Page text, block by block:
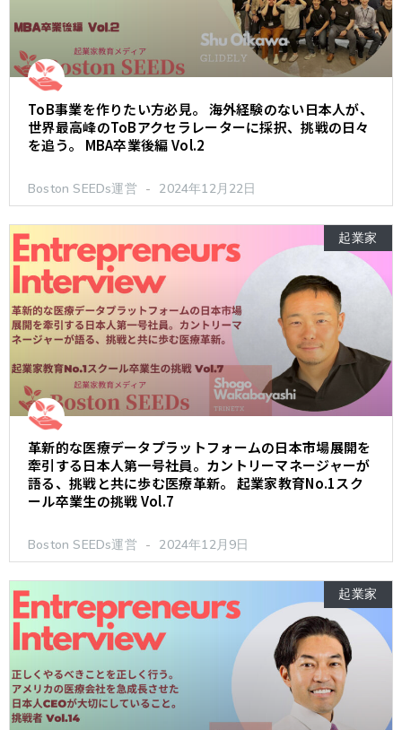
ToB事業を作りたい方必見。 海外経験のない日本人が、
世界最高峰のToBアクセラレーターに採択、挑戦の日々
を追う。 MBA卒業後編 Vol.2
Boston SEEDs運営 2024年12月22日
起業家
革新的な医療データプラットフォームの日本市場展開を
牽引する日本人第一号社員。カントリーマネージャーが
語る、挑戦と共に歩む医療革新。 起業家教育No.1スク
ール卒業生の挑戦 Vol.7
Boston SEEDs運営 2024年12月9日
起業家